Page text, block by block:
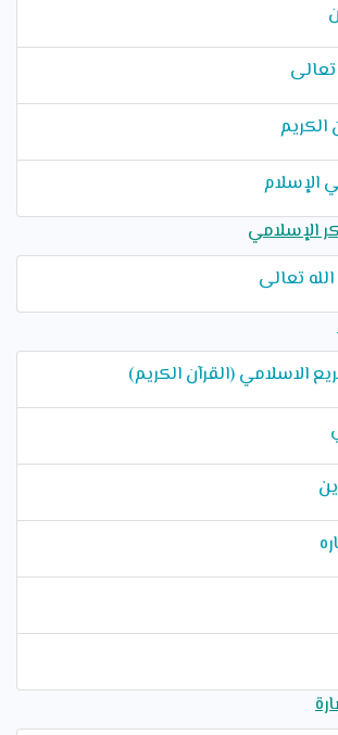
الكريم
الإسلام
الإسلامي
تعالى
الاسلامي (القرآن الكريم)